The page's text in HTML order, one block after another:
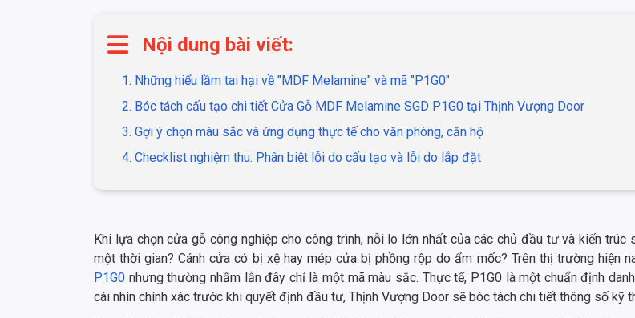
Nội dung bài viết:
1. Những hiểu lầm tai hại về "MDF Melamine" và mã "P1G0"
2. Bóc tách cấu tạo chi tiết Cửa Gỗ MDF Melamine SGD P1G0 tại Thịnh Vượng Door
3. Gợi ý chọn màu sắc và ứng dụng thực tế cho văn phòng, căn hộ
4. Checklist nghiệm thu: Phân biệt lỗi do cấu tạo và lỗi do lắp đặt
Khi lựa chọn cửa gỗ công nghiệp cho công trình, nỗi lo lớn nhất của các chủ đầu tư và kiến
một thời gian? Cánh cửa có bị xệ hay mép cửa bị phồng rộp do ẩm mốc? Trên thị trường hiện
P1G0 nhưng thường nhầm lẫn đây chỉ là một mã màu sắc. Thực tế, P1G0 là một chuẩn định
cái nhìn chính xác trước khi quyết định đầu tư, Thịnh Vượng Door sẽ bóc tách chi tiết thông số kỹ